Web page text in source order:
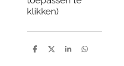
klikken)
D
D
S
D